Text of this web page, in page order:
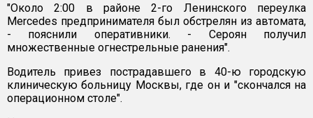
"Около 2:00 в районе 2-го Ленинского переулка
Mercedes предпринимателя был обстрелян из автомата,
- пояснили оперативники. - Сероян получил
множественные огнестрельные ранения".
Водитель привез пострадавшего в 40-ю городскую
клиническую больницу Москвы, где он и "скончался на
операционном столе".